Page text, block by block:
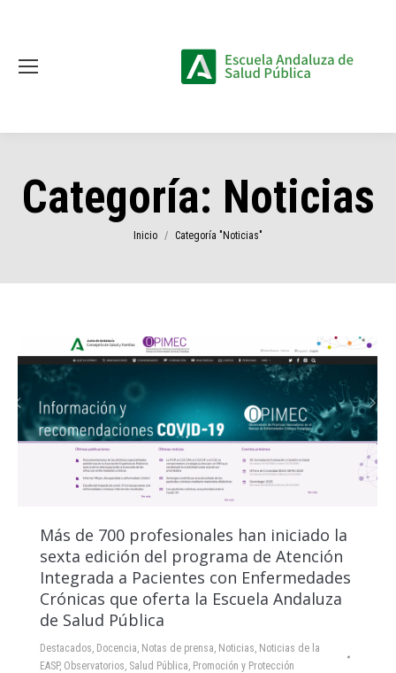
Categoría: Noticias
Estás aquí:
Inicio Categoría "Noticias"
Más de 700 profesionales han iniciado la
sexta edición del programa de Atención
Integrada a Pacientes con Enfermedades
Crónicas que oferta la Escuela Andaluza
de Salud Pública
Destacados Docencia Notas de prensa Noticias Noticias de la
EASP, Observatorios Salud Pública, Promoción y Protección